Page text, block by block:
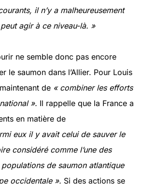
il n’y a malheureusement
agir à ce niveau-là. »
ne semble donc pas encore
le saumon dans l’Allier. Pour Louis
de « combiner les efforts
». Il rappelle que la France a
en matière de
eux il y avait celui de sauver le
considéré comme l’une des
de saumon atlantique
occidentale ». Si des actions se